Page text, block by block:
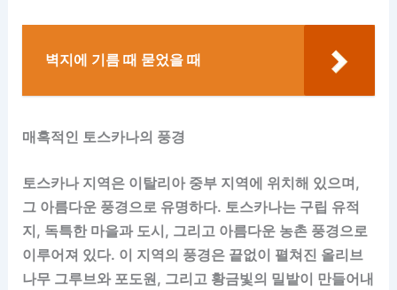
벽지에 기름 때 묻었을 때
매혹적인 토스카나의 풍경
토스카나 지역은 이탈리아 중부 지역에 위치해 있으며,
그 아름다운 풍경으로 유명하다. 토스카나는 구립 유적
지, 독특한 마을과 도시, 그리고 아름다운 농촌 풍경으로
이루어져 있다. 이 지역의 풍경은 끝없이 펼쳐진 올리브
나무 그루브와 포도원, 그리고 황금빛의 밀밭이 만들어내